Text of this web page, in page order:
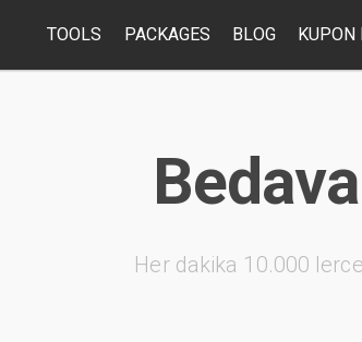
TOOLS PACKAGES BLOG KUPON
Her dakika 10.000